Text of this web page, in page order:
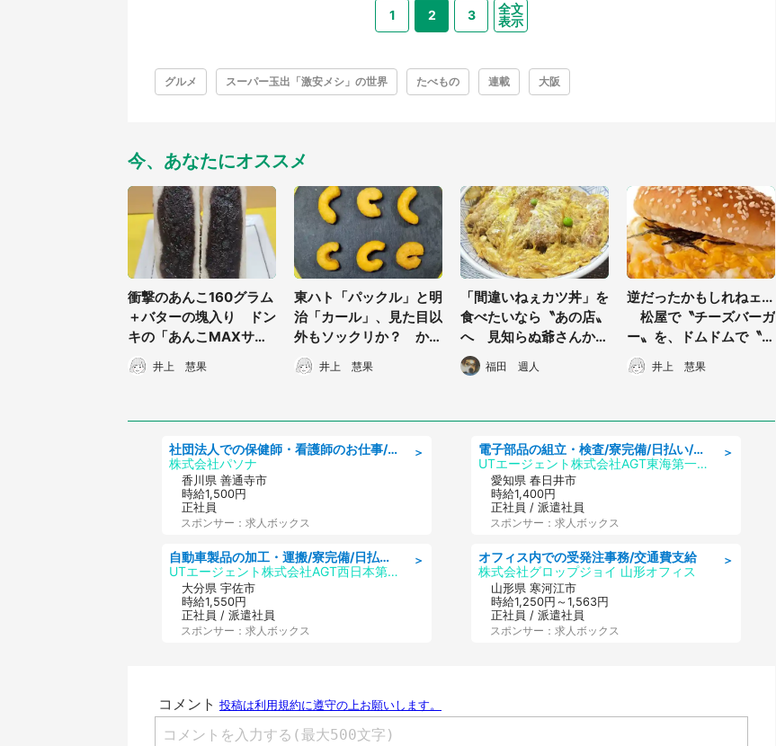
1 2 3
全文
表示
グルメ スーパー玉出「激安メシ」の世界 たべもの 連載 大阪
今、あなたにオススメ
衝撃のあんこ160グラム
＋バターの塊入り ドン
キの「あんこMAXサン
ド」に挑戦してみた
井上 慧果
東ハト「パックル」と明
治「カール」、見た目以
外もソックリか？ か～
るいチーズスナック6種
を徹底比較
井上 慧果
「間違いねぇカツ丼」を
食べたいなら〝あの店〟
へ 見知らぬ爺さんから
伝授された「超有益情
報」に9万人大感謝
福田 週人
逆だったかもしれねェ...
松屋で〝チーズバーガ
ー〟を、ドムドムで〝か
つ丼〟を食べる時代が到
来した件
井上 慧果
＞
社団法人での保健師・看護師のお仕事/未経験OK/要資格:普通免許、保健師、正看護師
株式会社パソナ
香川県 善通寺市
時給1,500円
正社員
スポンサー：求人ボックス
＞
自動車製品の加工・運搬/寮完備/日払い/工場・製造
UTエージェント株式会社AGT西日本第二CU
大分県 宇佐市
時給1,550円
正社員 / 派遣社員
スポンサー：求人ボックス
＞
電子部品の組立・検査/寮完備/日払い/工場・製造
UTエージェント株式会社AGT東海第一CU
愛知県 春日井市
時給1,400円
正社員 / 派遣社員
スポンサー：求人ボックス
＞
オフィス内での受発注事務/交通費支給
株式会社グロップジョイ 山形オフィス
山形県 寒河江市
時給1,250円～1,563円
正社員 / 派遣社員
スポンサー：求人ボックス